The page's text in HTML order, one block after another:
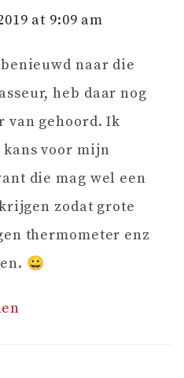
at 9:09 am
naar die
heb daar nog
van gehoord. Ik
kans voor mijn
die mag wel een
zodat grote
thermometer enz
😀